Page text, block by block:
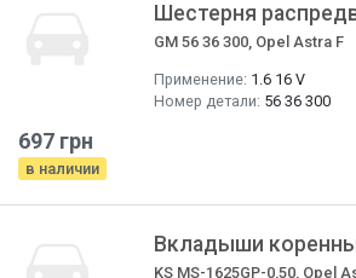
Шестерня
GM 56 36 300, Opel Astra F
Применение: 1.6 16 V
Номер детали: 56 36 300
697 грн
в наличии
Вкладыши
KS MS-1625GP-0,50, Opel